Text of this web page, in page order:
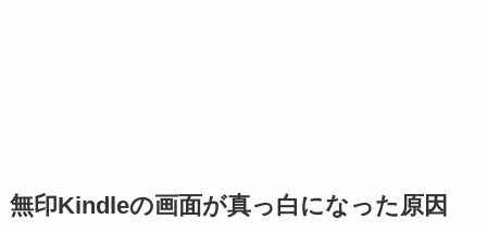
無印Kindleの画面が真っ白になった原因